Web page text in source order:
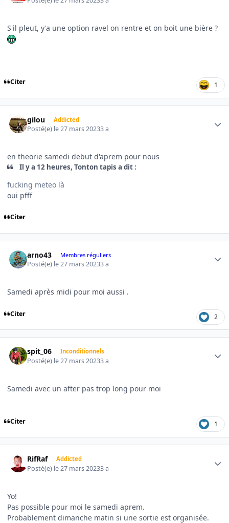
S'il pleut, y'a une option ravel on rentre et on boit une bière ?
Citer 1
gilou Addicted
Posté(e) le 27 mars 20233 a
en theorie samedi debut d'aprem pour nous
Il y a 12 heures, Tonton tapis a dit :
fucking meteo là
oui pfff
Citer
arno43 Membres réguliers
Posté(e) le 27 mars 20233 a
Samedi après midi pour moi aussi .
Citer 2
spit_06 Inconditionnels
Posté(e) le 27 mars 20233 a
Samedi avec un after pas trop long pour moi
Citer 1
RifRaf Addicted
Posté(e) le 27 mars 20233 a
Yo!
Pas possible pour moi le samedi aprem.
Probablement dimanche matin si une sortie est organisée.